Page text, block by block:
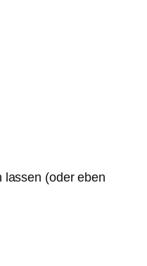
lassen (oder eben